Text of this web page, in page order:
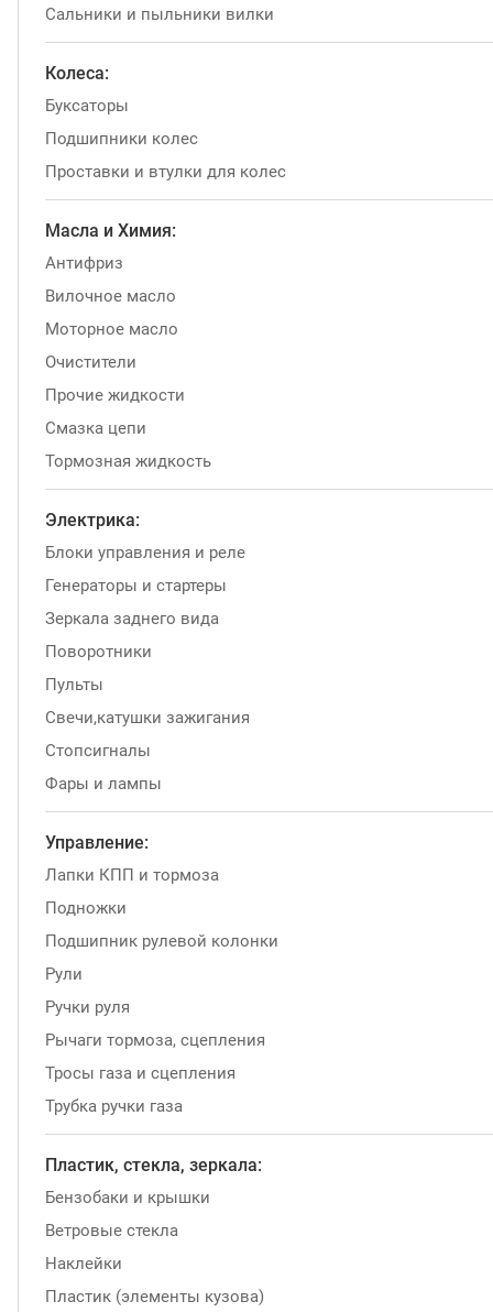
Сальники и пыльники вилки
Колеса:
Буксаторы
Подшипники колес
Проставки и втулки для колес
Масла и Химия:
Антифриз
Вилочное масло
Моторное масло
Очистители
Прочие жидкости
Смазка цепи
Тормозная жидкость
Электрика:
Блоки управления и реле
Генераторы и стартеры
Зеркала заднего вида
Поворотники
Пульты
Свечи,катушки зажигания
Стопсигналы
Фары и лампы
Управление:
Лапки КПП и тормоза
Подножки
Подшипник рулевой колонки
Рули
Ручки руля
Рычаги тормоза, сцепления
Тросы газа и сцепления
Трубка ручки газа
Пластик, стекла, зеркала:
Бензобаки и крышки
Ветровые стекла
Наклейки
Пластик (элементы кузова)